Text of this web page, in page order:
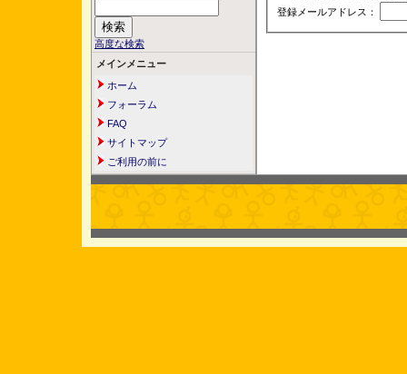
高度な検索
メインメニュー
ホーム
フォーラム
FAQ
サイトマップ
ご利用の前に
登録メールアドレス：